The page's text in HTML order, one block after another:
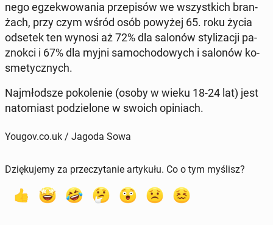
ne­go eg­ze­kwo­wa­nia prze­pi­sów we wszyst­kich bran­
żach, przy czym wśród osób powyżej 65. roku życia
odsetek ten wynosi aż 72% dla salonów sty­li­za­cji pa­
znok­ci i 67% dla myjni sa­mo­cho­do­wych i salonów ko­
sme­tycz­nych.
Naj­młod­sze po­ko­le­nie (osoby w wieku 18-24 lat) jest
na­to­miast po­dzie­lo­ne w swoich opi­niach.
Yougov.co.uk / Jagoda Sowa
Dziękujemy za przeczytanie artykułu. Co o tym myślisz?